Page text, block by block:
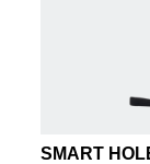
SMART